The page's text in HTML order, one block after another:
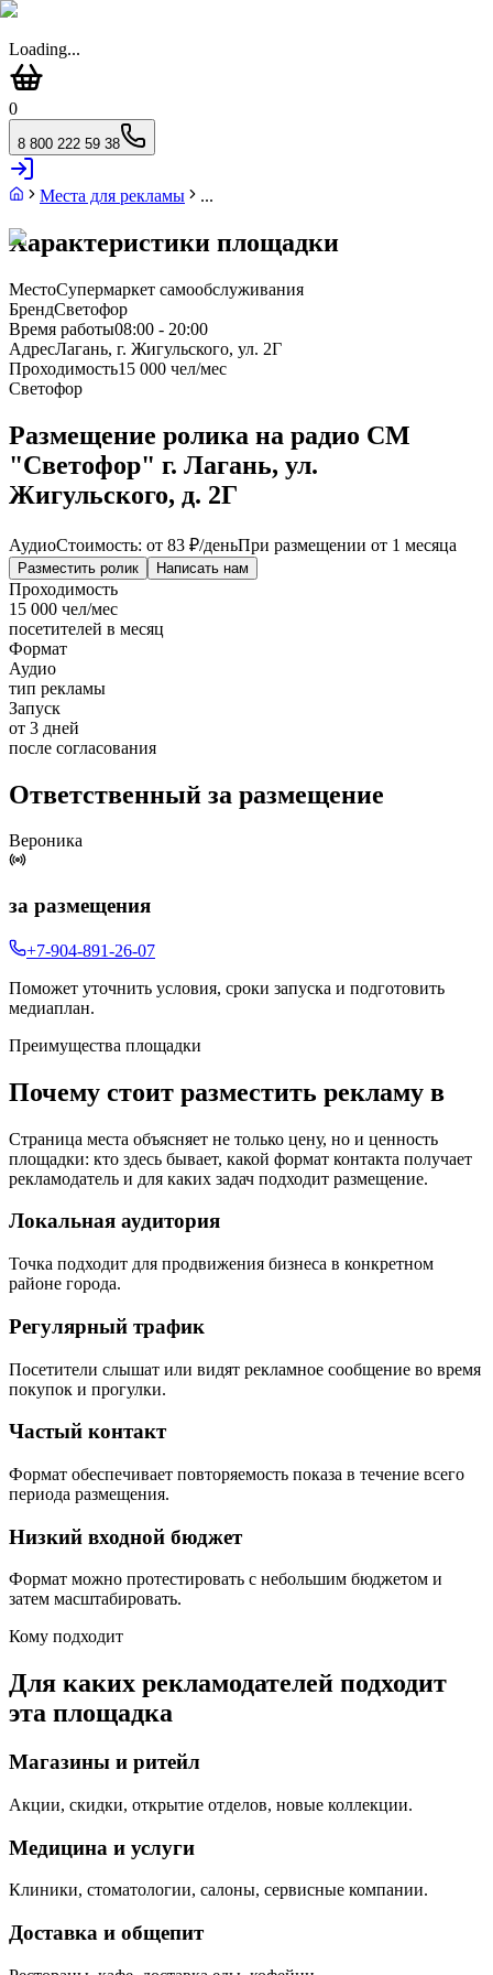
Loading...
0
8 800 222 59 38
Места для рекламы ...
Характеристики площадки
МестоСупермаркет самообслуживания
БрендСветофор
Время работы08:00 - 20:00
АдресЛагань, г. Жигульского, ул. 2Г
Проходимость15 000 чел/мес
Светофор
Размещение ролика на радио СМ
"Светофор" г. Лагань, ул.
Жигульского, д. 2Г
АудиоСтоимость: от 83 ₽/деньПри размещении от 1 месяца
Разместить ролик Написать нам
Проходимость
15 000 чел/мес
посетителей в месяц
Формат
Аудио
тип рекламы
Запуск
от 3 дней
после согласования
Ответственный за размещение
Вероника
за размещения
+7-904-891-26-07
Поможет уточнить условия, сроки запуска и подготовить
медиаплан.
Преимущества площадки
Почему стоит разместить рекламу в
Страница места объясняет не только цену, но и ценность
площадки: кто здесь бывает, какой формат контакта получает
рекламодатель и для каких задач подходит размещение.
Локальная аудитория
Точка подходит для продвижения бизнеса в конкретном
районе города.
Регулярный трафик
Посетители слышат или видят рекламное сообщение во время
покупок и прогулки.
Частый контакт
Формат обеспечивает повторяемость показа в течение всего
периода размещения.
Низкий входной бюджет
Формат можно протестировать с небольшим бюджетом и
затем масштабировать.
Кому подходит
Для каких рекламодателей подходит
эта площадка
Магазины и ритейл
Акции, скидки, открытие отделов, новые коллекции.
Медицина и услуги
Клиники, стоматологии, салоны, сервисные компании.
Доставка и общепит